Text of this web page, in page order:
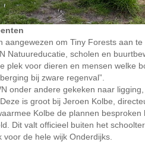
aangewezen om Tiny Forests aan
Natuureducatie, scholen en
plek voor dieren en mensen welke
bij zware regenval”.
onder andere gekeken naar
is groot bij Jeroen Kolbe,
Kolbe de plannen
Dit valt officieel buiten het
de hele wijk Onderdijks.